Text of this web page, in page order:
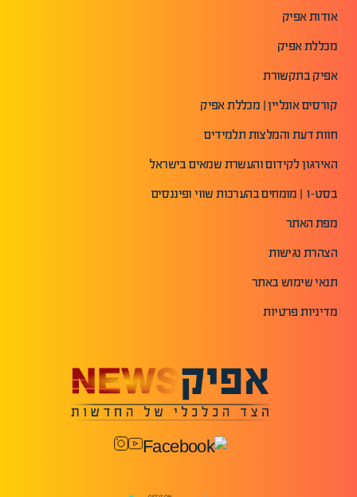
אודות אפיק
מכללת אפיק
אפיק בתקשורת
קורסים אונליין | מכללת אפיק
חוות דעת והמלצות תלמידים
האירגון לקידום והעשרת שמאים בישראל
בסט-1 | מומחים בהערכות שווי ופיננסים
מפת האתר
הצהרת נגישות
תנאי שימוש באתר
מדיניות פרטיות